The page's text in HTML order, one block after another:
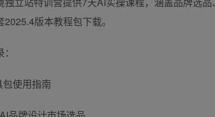
2025.4版本教程包下载。
包使用指南